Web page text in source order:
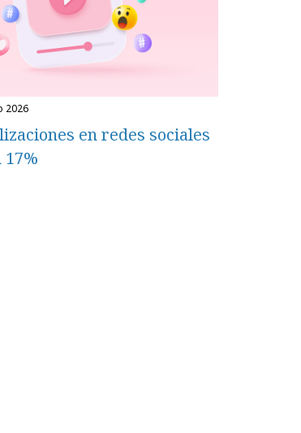
2026
en redes sociales